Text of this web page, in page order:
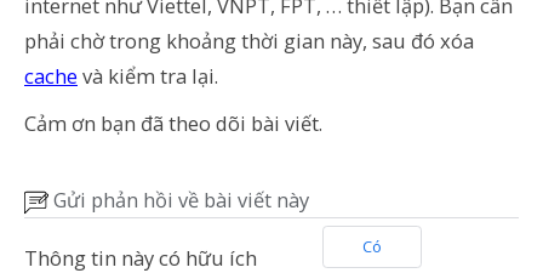
phải chờ trong khoảng thời gian này, sau đó xóa
cache và kiểm tra lại.
Cảm ơn bạn đã theo dõi bài viết.
Gửi phản hồi về bài viết này
Thông tin này có hữu ích
Có